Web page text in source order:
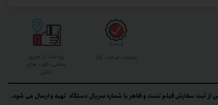
پرداخت از طریق
تمامی کارت های
بانکی
ضمانت اصالت کالا
از ثبت سفارش فیلم تست و ظاهر با شماره سریال دستگاه تهیه و ارسال می شود.